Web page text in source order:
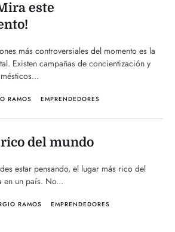
este
más controversiales del momento es la
Existen campañas de concientización y
RAMOS EMPRENDEDORES
del mundo
estar pensando, el lugar más rico del
en un país. No...
RAMOS
EMPRENDEDORES